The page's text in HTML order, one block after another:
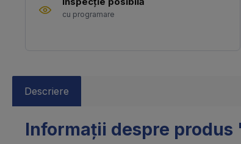
cu programare
Descriere
Informații despre produs